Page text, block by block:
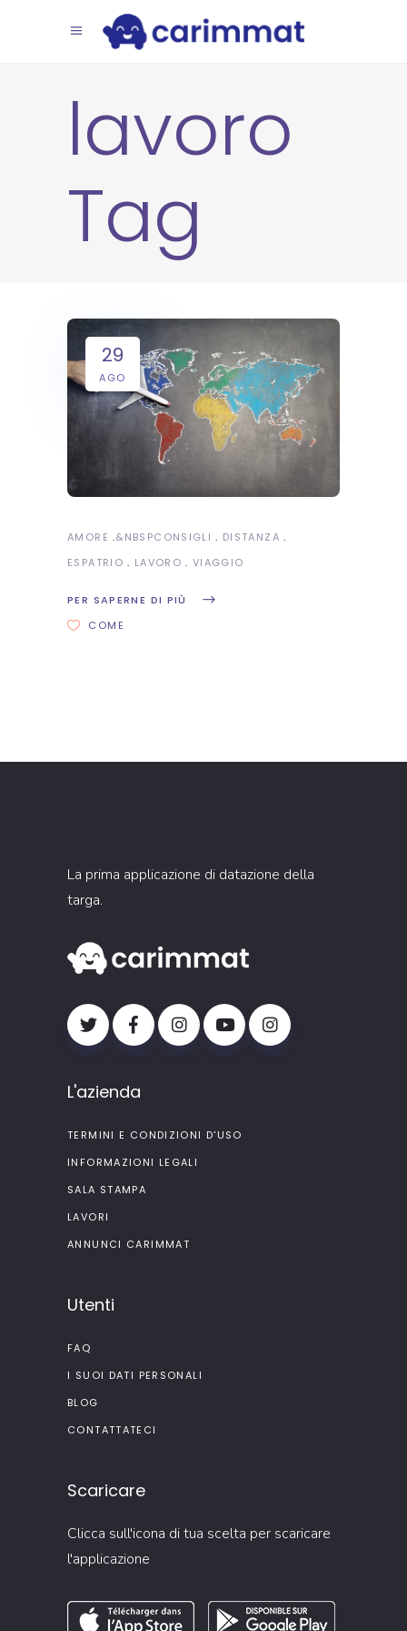
lavoro
Tag
29
AGO
AMORE &NBSPCONSIGLI
DISTANZA
ESPATRIO
LAVORO VIAGGIO
PER SAPERNE DI PIÙ
COME
La prima applicazione di datazione della
targa.
L'azienda
TERMINI E CONDIZIONI D'USO
INFORMAZIONI LEGALI
SALA STAMPA
LAVORI
ANNUNCI CARIMMAT
Utenti
FAQ
I SUOI DATI PERSONALI
BLOG
CONTATTATECI
Scaricare
Clicca sull'icona di tua scelta per scaricare
l'applicazione